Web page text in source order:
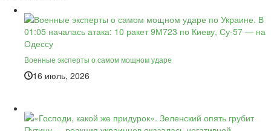
Военные эксперты о самом мощном ударе
16 июль, 2026